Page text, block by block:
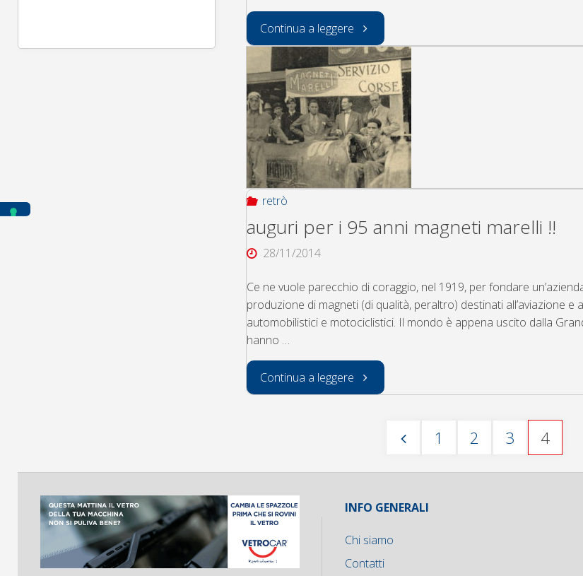
Continua a leggere"GRAZIE
FRATELLI
ALFIERI:FESTEGGIAMO
I
100
DEL
retrò
auguri per i 95 anni magneti marelli !!
28/11/2014
Ce ne vuole parecchio di coraggio, nel 1919, per fondare
produzione di magneti (di qualità, peraltro) destinati all’aviazione e
automobilistici e motociclistici. Il mondo è appena uscito dalla
hanno …
Continua a leggere"auguri
anni
magneti
Paginazione
degli
1 2 3 4
INFO GENERALI
Chi siamo
Contatti